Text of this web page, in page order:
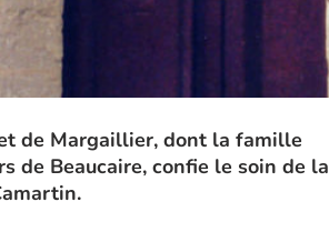
de Margaillier, dont la famille
de Beaucaire, confie le soin de la